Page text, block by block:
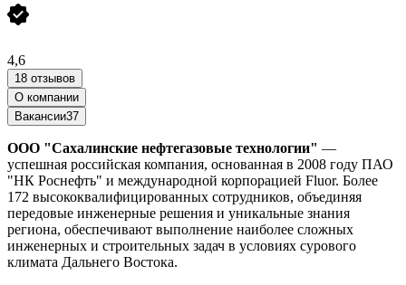
4,6
18 отзывов
О компании
Вакансии37
ООО "Сахалинские нефтегазовые технологии" —
успешная российская компания, основанная в 2008 году ПАО
"НК Роснефть" и международной корпорацией Fluor. Более
172 высококвалифицированных сотрудников, объединяя
передовые инженерные решения и уникальные знания
региона, обеспечивают выполнение наиболее сложных
инженерных и строительных задач в условиях сурового
климата Дальнего Востока.